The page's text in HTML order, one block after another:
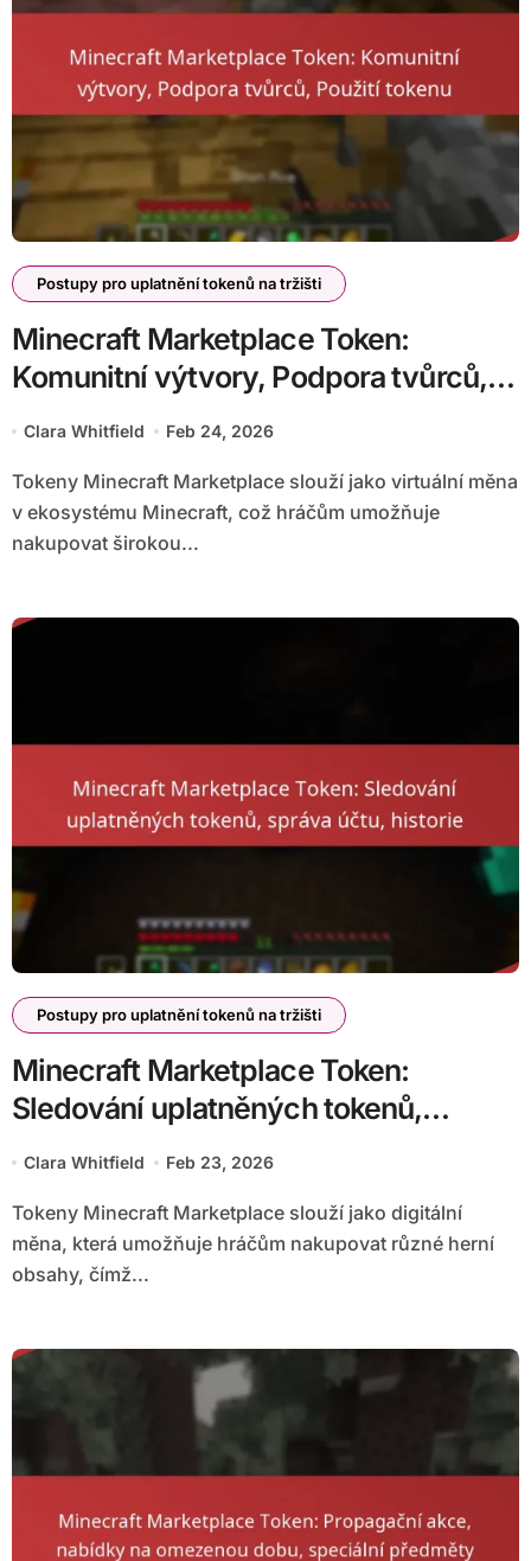
Postupy pro uplatnění tokenů na tržišti
Minecraft Marketplace Token:
Komunitní výtvory, Podpora tvůrců,
Použití tokenu
Clara Whitfield Feb 24, 2026
Tokeny Minecraft Marketplace slouží jako virtuální měna
v ekosystému Minecraft, což hráčům umožňuje
nakupovat širokou...
Postupy pro uplatnění tokenů na tržišti
Minecraft Marketplace Token:
Sledování uplatněných tokenů,
správa účtu, historie
Clara Whitfield Feb 23, 2026
Tokeny Minecraft Marketplace slouží jako digitální
měna, která umožňuje hráčům nakupovat různé herní
obsahy, čímž...